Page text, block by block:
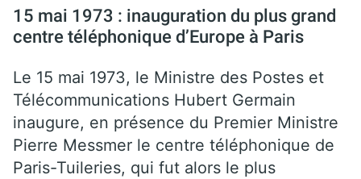
15 mai 1973 : inauguration du plus grand
centre téléphonique d’Europe à Paris
Le 15 mai 1973, le Ministre des Postes et
Télécommunications Hubert Germain
inaugure, en présence du Premier Ministre
Pierre Messmer le centre téléphonique de
Paris-Tuileries, qui fut alors le plus